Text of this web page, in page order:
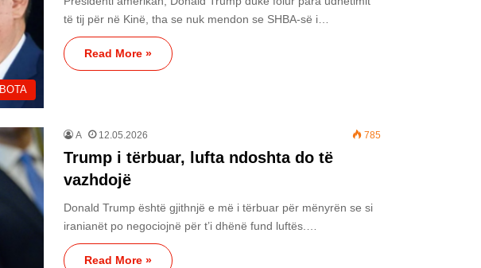
BOTA
të tij për në Kinë, tha se nuk mendon se SHBA-së i…
Read More »
A 12.05.2026 785
Trump i tërbuar, lufta ndoshta do të
vazhdojë
Donald Trump është gjithnjë e më i tërbuar për mënyrën se si
iranianët po negociojnë për t’i dhënë fund luftës.…
Read More »